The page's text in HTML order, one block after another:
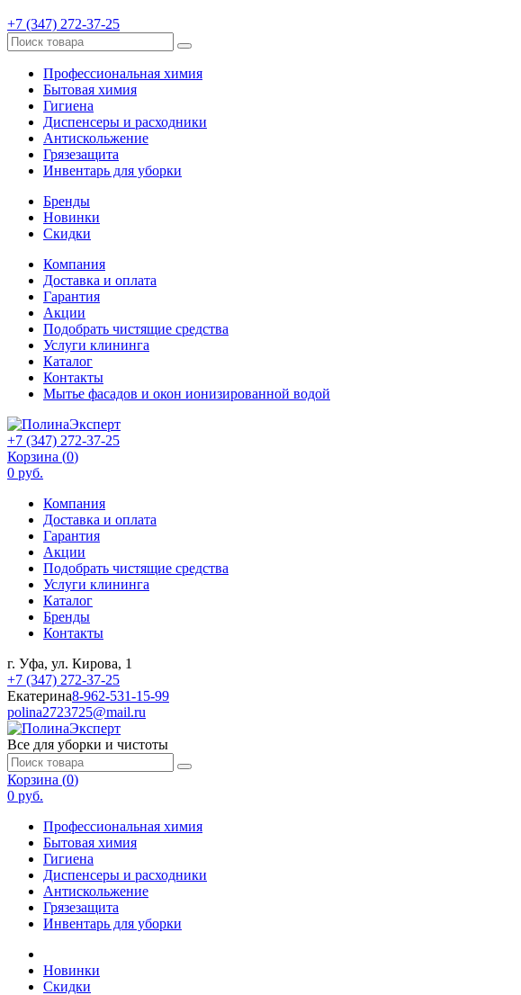
+7 (347) 272-37-25
Профессиональная химия
Бытовая химия
Гигиена
Диспенсеры и расходники
Антискольжение
Грязезащита
Инвентарь для уборки
Бренды
Новинки
Скидки
Компания
Доставка и оплата
Гарантия
Акции
Подобрать чистящие средства
Услуги клининга
Каталог
Контакты
Мытье фасадов и окон ионизированной водой
+7 (347) 272-37-25
Корзина (0)
0 руб.
Компания
Доставка и оплата
Гарантия
Акции
Подобрать чистящие средства
Услуги клининга
Каталог
Бренды
Контакты
г. Уфа, ул. Кирова, 1
+7 (347) 272-37-25
Екатерина8-962-531-15-99
polina2723725@mail.ru
Все для уборки и чистоты
Корзина (0)
0 руб.
Профессиональная химия
Бытовая химия
Гигиена
Диспенсеры и расходники
Антискольжение
Грязезащита
Инвентарь для уборки
Новинки
Скидки